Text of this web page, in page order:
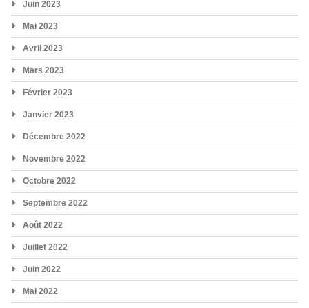
Juin 2023
Mai 2023
Avril 2023
Mars 2023
Février 2023
Janvier 2023
Décembre 2022
Novembre 2022
Octobre 2022
Septembre 2022
Août 2022
Juillet 2022
Juin 2022
Mai 2022